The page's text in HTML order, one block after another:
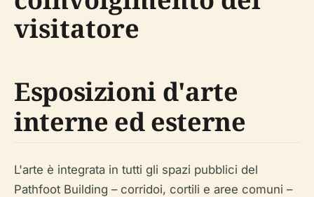
visitatore
Esposizioni d'arte
interne ed esterne
L'arte è integrata in tutti gli spazi pubblici del
Pathfoot Building – corridoi, cortili e aree comuni –